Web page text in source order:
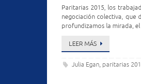
Paritarias 2015, los
negociación colectiva,
profundizamos la mirada,
LEER MÁS
Julia Egan, paritarias